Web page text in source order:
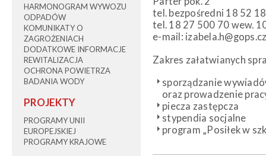
HARMONOGRAM WYWOZU
ODPADÓW
KOMUNIKATY O
ZAGROŻENIACH
DODATKOWE INFORMACJE
REWITALIZACJA
OCHRONA POWIETRZA
BADANIA WODY
PROJEKTY
PROGRAMY UNII
EUROPEJSKIEJ
PROGRAMY KRAJOWE
tel. bezpośredni 18 52
tel. 18 27 500 70 wew.
e-mail:
Zakres załatwianych
sporządzanie
oraz prowadzenie
piecza zastępcza
stypendia socjalne
program „Posiłek w